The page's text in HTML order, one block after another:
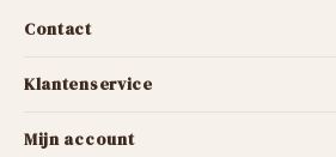
Contact
Klantenservice
Mijn account